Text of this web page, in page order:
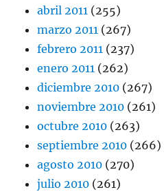
abril 2011 (255)
marzo 2011 (267)
febrero 2011 (237)
enero 2011 (262)
diciembre 2010 (267)
noviembre 2010 (261)
octubre 2010 (263)
septiembre 2010 (266)
agosto 2010 (270)
julio 2010 (261)